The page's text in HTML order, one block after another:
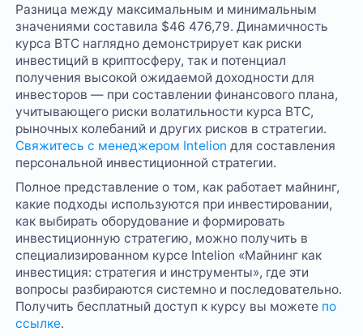
Разница между максимальным и минимальным
значениями составила $46 476,79. Динамичность
курса BTC наглядно демонстрирует как риски
инвестиций в криптосферу, так и потенциал
получения высокой ожидаемой доходности для
инвесторов — при составлении финансового плана,
учитывающего риски волатильности курса BTC,
рыночных колебаний и других рисков в стратегии.
Свяжитесь с менеджером Intelion для составления
персональной инвестиционной стратегии.
Полное представление о том, как работает майнинг,
какие подходы используются при инвестировании,
как выбирать оборудование и формировать
инвестиционную стратегию, можно получить в
специализированном курсе Intelion «Майнинг как
инвестиция: стратегия и инструменты», где эти
вопросы разбираются системно и последовательно.
Получить бесплатный доступ к курсу вы можете по
ссылке.